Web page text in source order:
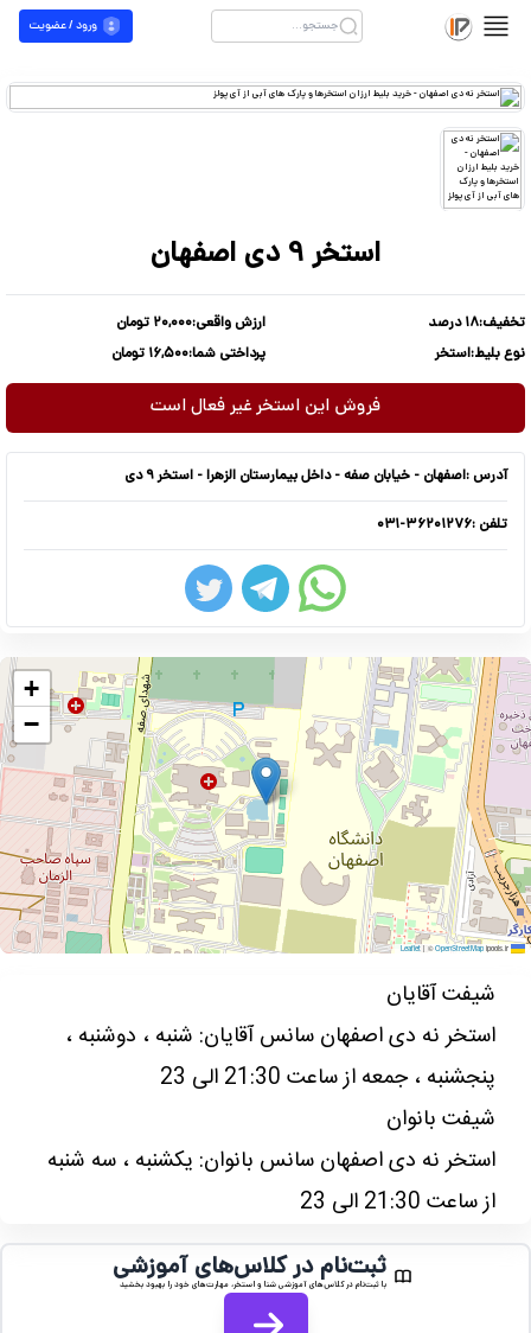
ورود / عضویت
استخر 9 دی اصفهان
تخفیف:۱۸ درصد
نوع بلیط:استخر
ارزش واقعی:۲۰,۰۰۰ تومان
پرداختی شما:۱۶,۵۰۰ تومان
فروش این استخر غیر فعال است
آدرس :اصفهان - خیابان صفه - داخل بیمارستان الزهرا - استخر ۹ دی
تلفن :۰۳۱-۳۶۲۰۱۲۷۶
+
−
| ©OpenStreetMap ipools.ir
شیفت آقایان
استخر نه دی اصفهان سانس آقایان: شنبه ، دوشنبه ،
پنجشنبه ، جمعه از ساعت 21:30 الی 23
شیفت بانوان
استخر نه دی اصفهان سانس بانوان: یکشنبه ، سه شنبه
از ساعت 21:30 الی 23
ثبت‌نام در کلاس‌های آموزشی
با ثبت‌نام در کلاس‌های آموزشی شنا و استخر، مهارت‌های خود را بهبود بخشید